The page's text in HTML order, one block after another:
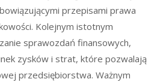
przepisami prawa
Kolejnym istotnym
sprawozdań finansowych,
zysków i strat, które pozwalają
przedsiębiorstwa. Ważnym